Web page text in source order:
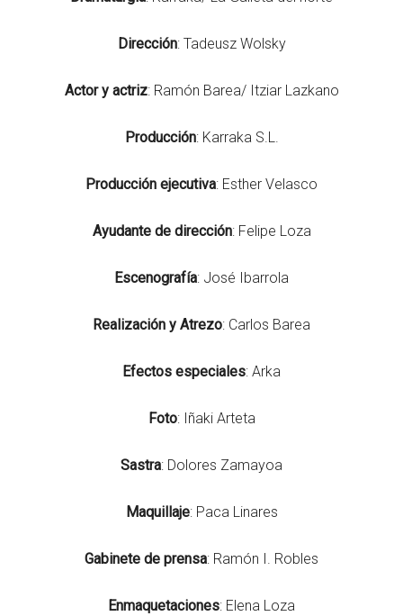
Dirección: Tadeusz Wolsky
Actor y actriz: Ramón Barea/ Itziar Lazkano
Producción: Karraka S.L.
Producción ejecutiva: Esther Velasco
Ayudante de dirección: Felipe Loza
Escenografía: José Ibarrola
Realización y Atrezo: Carlos Barea
Efectos especiales: Arka
Foto: Iñaki Arteta
Sastra: Dolores Zamayoa
Maquillaje: Paca Linares
Gabinete de prensa: Ramón I. Robles
Enmaquetaciones: Elena Loza